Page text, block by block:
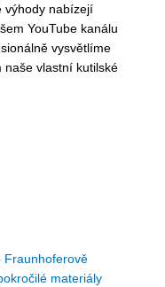
výhody nabízejí
YouTube kanálu
vysvětlíme
naše vlastní kutilské
Fraunhoferově
materiály